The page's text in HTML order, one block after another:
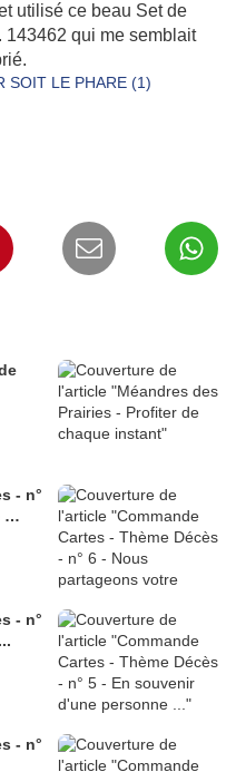
utilisé ce beau Set de
143462 qui me semblait
- n°
…
- n°
- n°